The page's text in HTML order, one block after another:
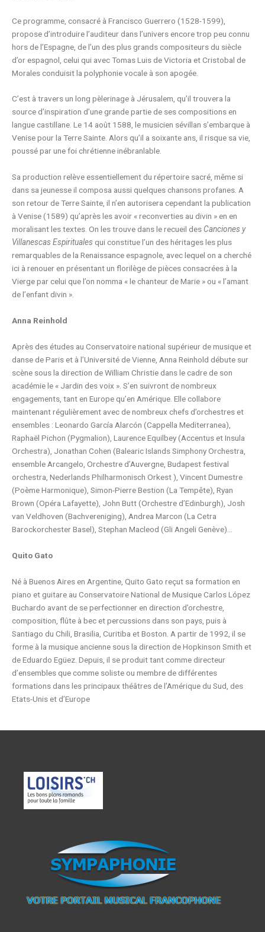
Ce programme, consacré à Francisco Guerrero (1528-1599),
propose d’introduire l’auditeur dans l’univers encore trop peu connu
hors de l’Espagne, de l’un des plus grands compositeurs du siècle
d’or espagnol, celui qui avec Tomas Luis de Victoria et Cristobal de
Morales conduisit la polyphonie vocale à son apogée.
C’est à travers un long pèlerinage à Jérusalem, qu’il trouvera la
source d’inspiration d’une grande partie de ses compositions en
langue castillane. Le 14 août 1588, le musicien sévillan s’embarque à
Venise pour la Terre Sainte. Alors qu’il a soixante ans, il risque sa vie,
poussé par une foi chrétienne inébranlable.
Sa production relève essentiellement du répertoire sacré, même si
dans sa jeunesse il composa aussi quelques chansons profanes. A
son retour de Terre Sainte, il n’en autorisera cependant la publication
à Venise (1589) qu’après les avoir « reconverties au divin » en en
moralisant les textes. On les trouve dans le recueil des Canciones y
Villanescas Espirituales qui constitue l’un des héritages les plus
remarquables de la Renaissance espagnole, avec lequel on a cherché
ici à renouer en présentant un florilège de pièces consacrées à la
Vierge par celui que l’on nomma « le chanteur de Marie » ou « l’amant
de l’enfant divin ».
Anna Reinhold
Après des études au Conservatoire national supérieur de musique et
danse de Paris et à l’Université de Vienne, Anna Reinhold débute sur
scène sous la direction de William Christie dans le cadre de son
académie le « Jardin des voix ». S’en suivront de nombreux
engagements, tant en Europe qu’en Amérique. Elle collabore
maintenant régulièrement avec de nombreux chefs d’orchestres et
ensembles : Leonardo García Alarcón (Cappella Mediterranea),
Raphaël Pichon (Pygmalion), Laurence Equilbey (Accentus et Insula
Orchestra), Jonathan Cohen (Balearic Islands Simphony Orchestra,
ensemble Arcangelo, Orchestre d’Auvergne, Budapest festival
orchestra, Nederlands Philharmonisch Orkest ), Vincent Dumestre
(Poème Harmonique), Simon-Pierre Bestion (La Tempête), Ryan
Brown (Opéra Lafayette), John Butt (Orchestre d’Edinburgh), Josh
van Veldhoven (Bachvereniging), Andrea Marcon (La Cetra
Barockorchester Basel), Stephan Macleod (Gli Angeli Genève)…
Quito Gato
Né à Buenos Aires en Argentine, Quito Gato reçut sa formation en
piano et guitare au Conservatoire National de Musique Carlos López
Buchardo avant de se perfectionner en direction d’orchestre,
composition, flûte à bec et percussions dans son pays, puis à
Santiago du Chili, Brasilia, Curitiba et Boston. A partir de 1992, il se
forme à la musique ancienne sous la direction de Hopkinson Smith et
de Eduardo Egüez. Depuis, il se produit tant comme directeur
d’ensembles que comme soliste ou membre de différentes
formations dans les principaux théâtres de l’Amérique du Sud, des
Etats-Unis et d’Europe